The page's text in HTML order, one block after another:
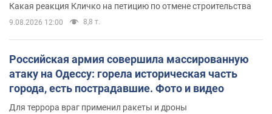
Какая реакция Кличко на петицию по отмене строительства
9.08.2026 12:00 8,8 т.
Российская армия совершила массированную
атаку на Одессу: горела историческая часть
города, есть пострадавшие. Фото и видео
Для террора враг применил ракеты и дроны